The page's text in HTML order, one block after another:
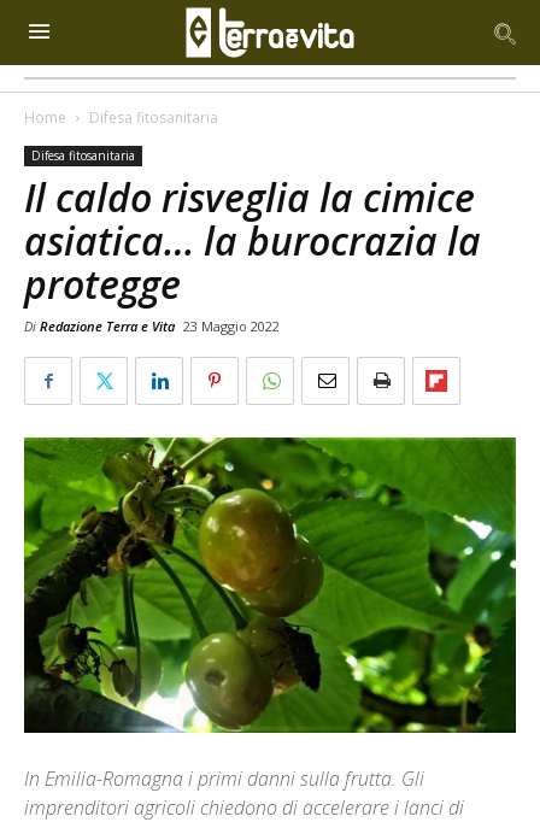
Home Difesa fitosanitaria
Difesa fitosanitaria
Il caldo risveglia la cimice
asiatica… la burocrazia la
protegge
Di Redazione Terra e Vita 23 Maggio 2022
In Emilia-Romagna i primi danni sulla frutta. Gli
imprenditori agricoli chiedono di accelerare i lanci di